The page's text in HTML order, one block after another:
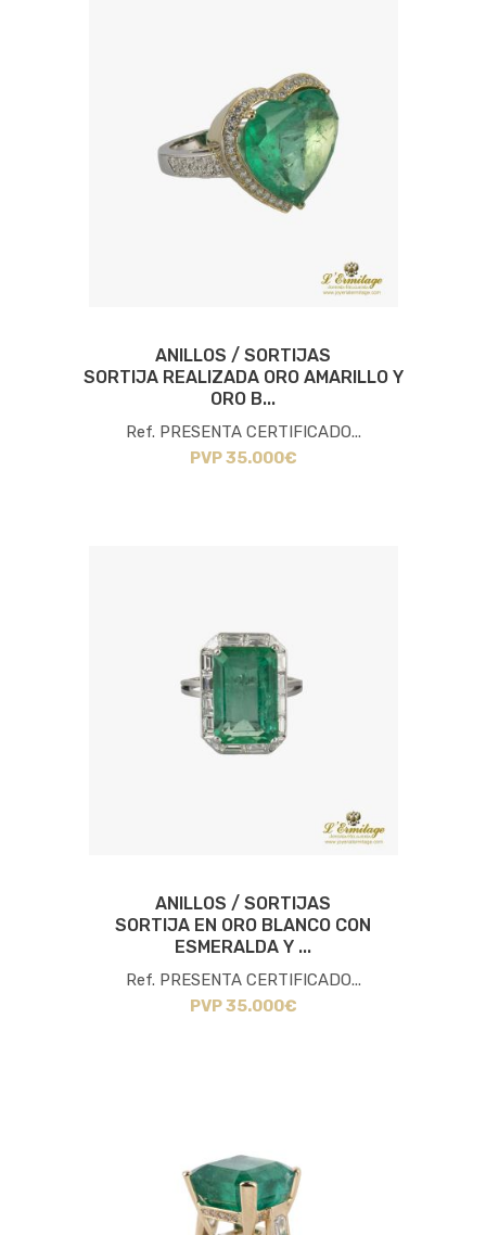
ANILLOS / SORTIJAS
SORTIJA REALIZADA ORO AMARILLO Y
ORO B...
Ref. PRESENTA CERTIFICADO...
PVP 35.000€
ANILLOS / SORTIJAS
SORTIJA EN ORO BLANCO CON
ESMERALDA Y ...
Ref. PRESENTA CERTIFICADO...
PVP 35.000€